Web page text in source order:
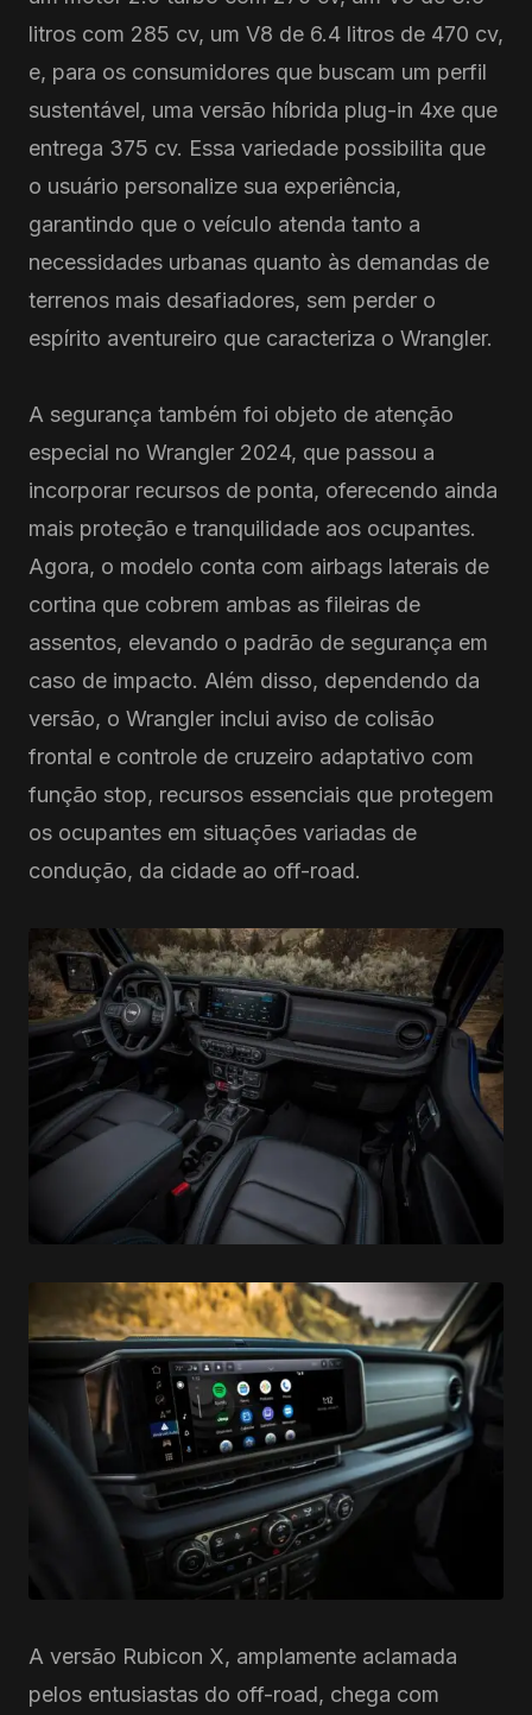
litros com 285 cv, um V8 de 6.4 litros de 470 cv,
e, para os consumidores que buscam um perfil
sustentável, uma versão híbrida plug-in 4xe que
entrega 375 cv. Essa variedade possibilita que
o usuário personalize sua experiência,
garantindo que o veículo atenda tanto a
necessidades urbanas quanto às demandas de
terrenos mais desafiadores, sem perder o
espírito aventureiro que caracteriza o Wrangler.
A segurança também foi objeto de atenção
especial no Wrangler 2024, que passou a
incorporar recursos de ponta, oferecendo ainda
mais proteção e tranquilidade aos ocupantes.
Agora, o modelo conta com airbags laterais de
cortina que cobrem ambas as fileiras de
assentos, elevando o padrão de segurança em
caso de impacto. Além disso, dependendo da
versão, o Wrangler inclui aviso de colisão
frontal e controle de cruzeiro adaptativo com
função stop, recursos essenciais que protegem
os ocupantes em situações variadas de
condução, da cidade ao off-road.
A versão Rubicon X, amplamente aclamada
pelos entusiastas do off-road, chega com